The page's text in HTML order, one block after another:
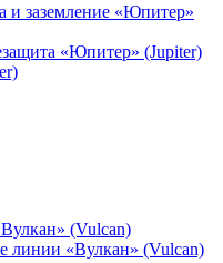
и заземление «Юпитер»
«Юпитер» (Jupiter)
(Vulcan)
линии «Вулкан» (Vulcan)